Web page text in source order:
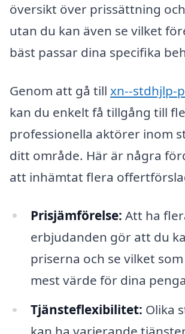
översikt över prissättning
utan du kan även se vilket
bäst passar dina specifika
Genom att gå till xn--stdhjlp-
kan du enkelt få tillgång till
professionella aktörer inom
ditt område. Här är några
att inhämtat flera
Prisjämförelse: Att ha
erbjudanden gör att du
priserna och se vilket
mest värde för dina
Tjänsteflexibilitet: Olika